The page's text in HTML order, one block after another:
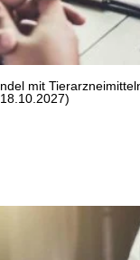
mit